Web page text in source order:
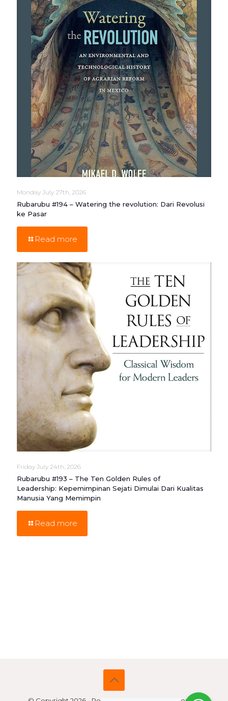
Monday July 27th, 2026
Rubarubu #194 – Watering the revolution: Dari Revolusi
ke Pasar
Read more
Friday July 24th, 2026
Rubarubu #193 – The Ten Golden Rules of
Leadership: Kepemimpinan Sejati Dimulai Dari Kualitas
Manusia Yang Memimpin
Read more